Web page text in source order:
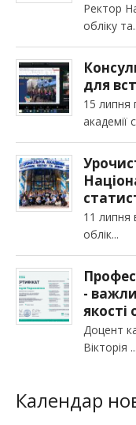
Ректор
обліку та
для
15 липня
академії
11 липня
облік
-
якості
Доцент
Вікторія
Календар